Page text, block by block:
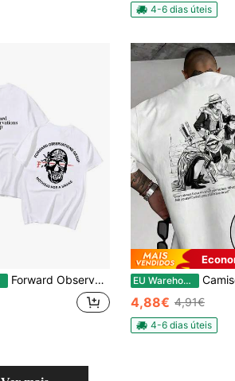
4-6 dias úteis
Forward Observations Group Nothing for A Snake FOG Padrão Camiseta, unisex fashion skull retro loose Camiseta, streetwear. EU Warehouse Camiseta unissex, 100% algodão, estampa de desenho
4,88€ 4,91€
4-6 dias úteis